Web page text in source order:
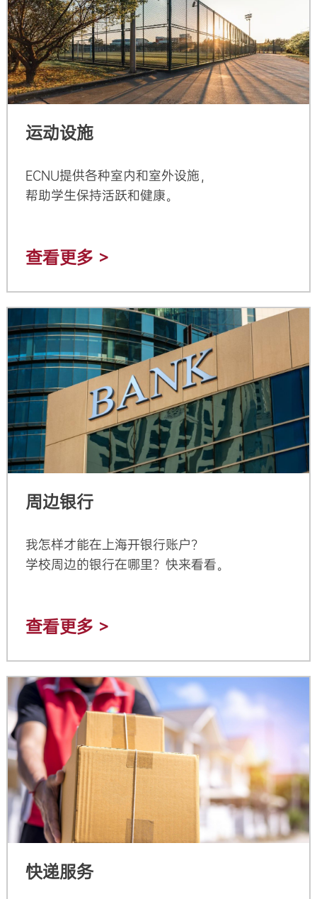
运动设施
ECNU提供各种室内和室外设施，
帮助学生保持活跃和健康。
查看更多 >
周边银行
我怎样才能在上海开银行账户？
学校周边的银行在哪里？快来看看。
查看更多 >
快递服务